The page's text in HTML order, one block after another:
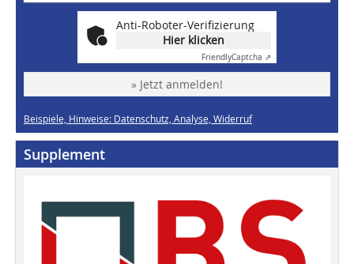
Anti-Roboter-Verifizierung
Hier klicken
FriendlyCaptcha ⇗
» Jetzt anmelden!
Beispiele, Hinweise: Datenschutz, Analyse, Widerruf
Supplement